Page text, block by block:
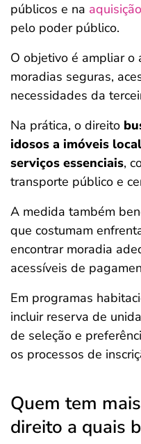
públicos e na
pelo poder público.
O objetivo é ampliar o
moradias seguras,
necessidades da
Na prática, o direito
idosos a imóveis
serviços essenciais,
transporte público e
A medida também
que costumam
encontrar moradia
acessíveis de
Em programas
incluir reserva de
de seleção e
os processos de
Quem tem
direito a quais